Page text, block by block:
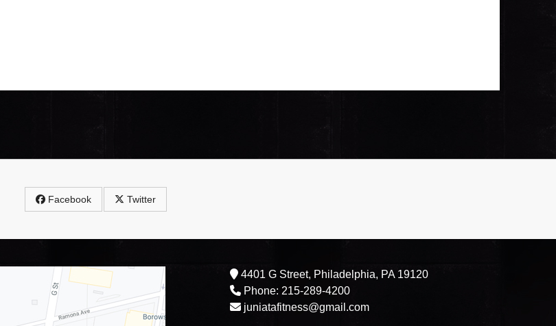
Facebook Twitter
4401 G Street, Philadelphia, PA 19120
Phone: 215-289-4200
juniatafitness@gmail.com